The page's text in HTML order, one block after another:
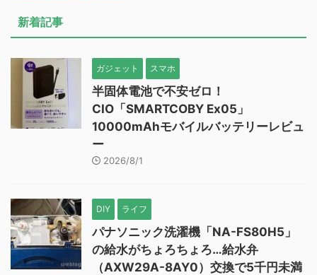
新着記事
ガジェット スマホ
半固体電池で不安ゼロ！
CIO「SMARTCOBY Ex05」
10000mAhモバイルバッテリーレビュ
ー
2026/8/1
DIY ライフ
パナソニック洗濯機「NA-FS80H5」
の給水がちょろちょろ…給水弁
（AXW29A-8AY0）交換で5千円未満